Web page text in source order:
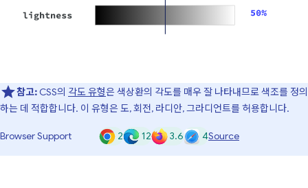
참고: CSS의 각도 유형은 색상환의 각도를 매우 잘 나타내므로 색조를 정의
하는 데 적합합니다. 이 유형은 도, 회전, 라디안, 그라디언트를 허용합니다.
Browser Support 2 12 3.6 4Source